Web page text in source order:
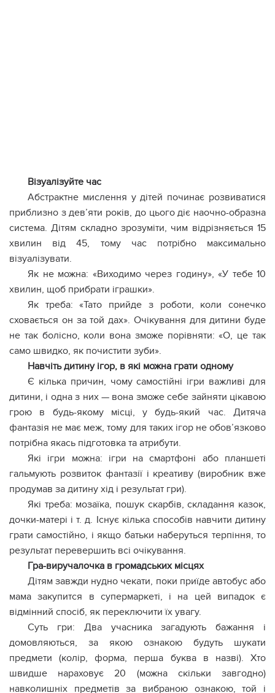
Візуалізуйте час
Абстрактне мислення у дітей починає розвиватися
приблизно з дев’яти років, до цього діє наочно-образна
система. Дітям складно зрозуміти, чим відрізняється 15
хвилин від 45, тому час потрібно максимально
візуалізувати.
Як не можна: «Виходимо через годину», «У тебе 10
хвилин, щоб прибрати іграшки».
Як треба: «Тато прийде з роботи, коли сонечко
сховається он за той дах». Очікування для дитини буде
не так болісно, коли вона зможе порівняти: «О, це так
само швидко, як почистити зуби».
Навчіть дитину ігор, в які можна грати одному
Є кілька причин, чому самостійні ігри важливі для
дитини, і одна з них — вона зможе себе зайняти цікавою
грою в будь-якому місці, у будь-який час. Дитяча
фантазія не має меж, тому для таких ігор не обов’язково
потрібна якась підготовка та атрибути.
Які ігри можна: ігри на смартфоні або планшеті
гальмують розвиток фантазії і креативу (виробник вже
продумав за дитину хід і результат гри).
Які треба: мозаїка, пошук скарбів, складання казок,
дочки-матері і т. д. Існує кілька способів навчити дитину
грати самостійно, і якщо батьки наберуться терпіння, то
результат перевершить всі очікування.
Гра-виручалочка в громадських місцях
Дітям завжди нудно чекати, поки приїде автобус або
мама закупится в супермаркеті, і на цей випадок є
відмінний спосіб, як переключити їх увагу.
Суть гри: Два учасника загадують бажання і
домовляються, за якою ознакою будуть шукати
предмети (колір, форма, перша буква в назві). Хто
швидше нараховує 20 (можна скільки завгодно)
навколишніх предметів за вибраною ознакою, той і